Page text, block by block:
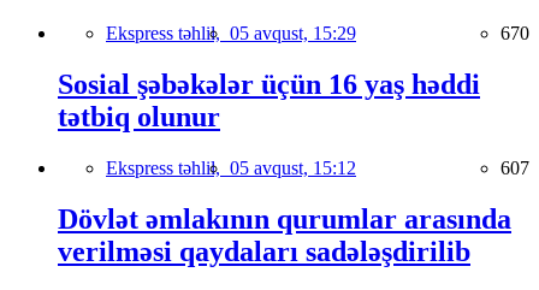
Ekspress təhlil, 05 avqust, 15:29 670
Sosial şəbəkələr üçün 16 yaş həddi
tətbiq olunur
Ekspress təhlil, 05 avqust, 15:12 607
Dövlət əmlakının qurumlar arasında
verilməsi qaydaları sadələşdirilib